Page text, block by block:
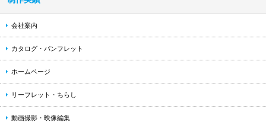
会社案内
カタログ・パンフレット
ホームページ
リーフレット・ちらし
動画撮影・映像編集